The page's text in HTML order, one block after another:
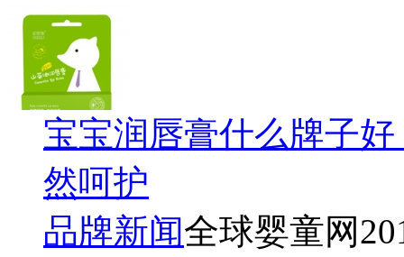
宝宝润唇膏什么牌子
然呵护
品牌新闻全球婴童网